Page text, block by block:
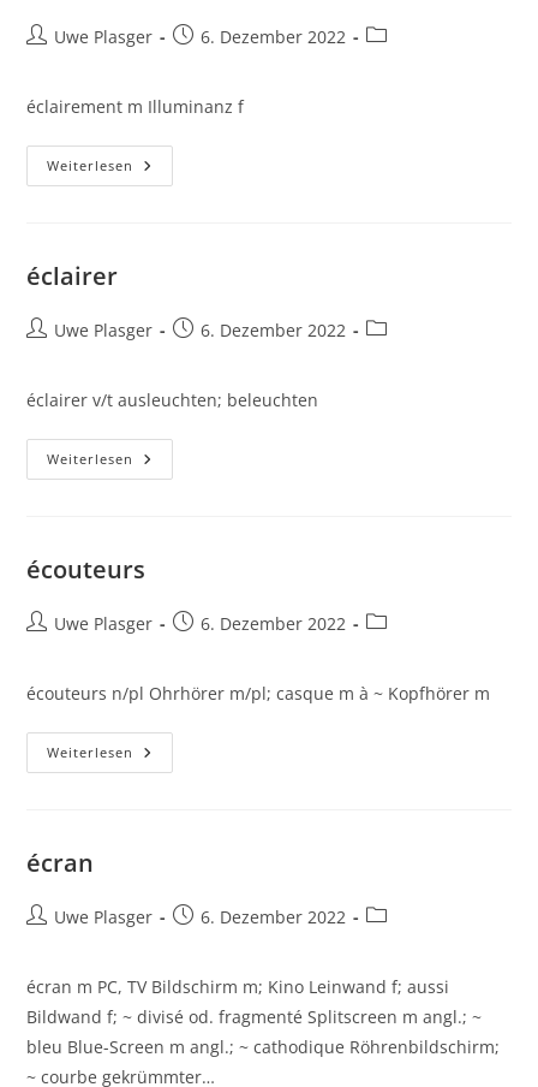
Beitrags-
Uwe Plasger
Beitrag6. Dezember 2022
Beitrags-
éclairement m Illuminanz f
Weiterlesen Éclairement
éclairer
Beitrags-
Uwe Plasger
Beitrag6. Dezember 2022
Beitrags-
éclairer v/t ausleuchten; beleuchten
Weiterlesen Éclairer
écouteurs
Beitrags-
Uwe Plasger
Beitrag6. Dezember 2022
Beitrags-
écouteurs n/pl Ohrhörer m/pl; casque m à ~ Kopfhörer m
Weiterlesen Écouteurs
écran
Beitrags-
Uwe Plasger
Beitrag6. Dezember 2022
Beitrags-
écran m PC, TV Bildschirm m; Kino Leinwand f; aussi
Bildwand f; ~ divisé od. fragmenté Splitscreen m angl.; ~
bleu Blue-Screen m angl.; ~ cathodique Röhrenbildschirm;
~ courbe gekrümmter…